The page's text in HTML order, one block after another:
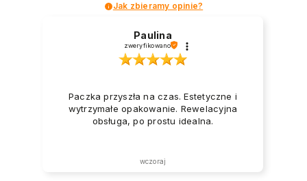
Jak zbieramy opinie?
Paulina
zweryfikowano
Paczka przyszła na czas. Estetyczne i
wytrzymałe opakowanie. Rewelacyjna
obsługa, po prostu idealna.
wczoraj